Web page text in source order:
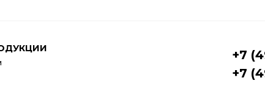
+7
+7